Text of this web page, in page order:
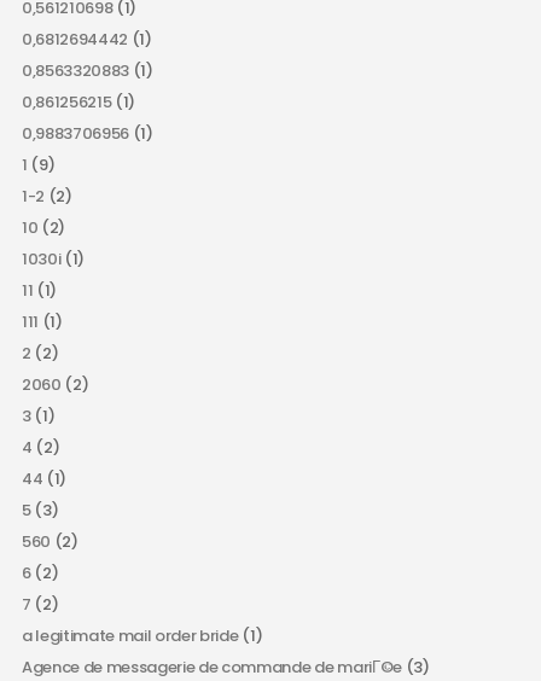
0,561210698(1)
0,6812694442 (1)
0,8563320883 (1)
0,861256215(1)
0,9883706956 (1)
1 (9)
1-2 (2)
10 (2)
1030i(1)
11 (1)
111 (1)
2 (2)
2060 (2)
3(1)
4 (2)
44 (1)
5(3)
560 (2)
6(2)
7 (2)
a legitimate mail order bride(1)
Agence de messagerie de commande de mariГ©e(3)